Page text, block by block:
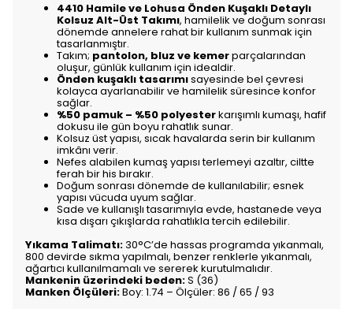
4410 Hamile ve Lohusa Önden Kuşaklı Detaylı
Kolsuz Alt-Üst Takımı, hamilelik ve doğum sonrası
dönemde annelere rahat bir kullanım sunmak için
tasarlanmıştır.
Takım; pantolon, bluz ve kemerparçalarından
oluşur, günlük kullanım için idealdir.
Önden kuşaklı tasarımısayesinde bel çevresi
kolayca ayarlanabilir ve hamilelik süresince konfor
sağlar.
%50 pamuk – %50 polyesterkarışımlı kumaşı, hafif
dokusu ile gün boyu rahatlık sunar.
Kolsuz üst yapısı, sıcak havalarda serin bir kullanım
imkânı verir.
Nefes alabilen kumaş yapısı terlemeyi azaltır, ciltte
ferah bir his bırakır.
Doğum sonrası dönemde de kullanılabilir; esnek
yapısı vücuda uyum sağlar.
Sade ve kullanışlı tasarımıyla evde, hastanede veya
kısa dışarı çıkışlarda rahatlıkla tercih edilebilir.
Yıkama Talimatı:30°C’de hassas programda yıkanmalı,
800 devirde sıkma yapılmalı, benzer renklerle yıkanmalı,
ağartıcı kullanılmamalı ve sererek kurutulmalıdır.
Mankenin üzerindeki beden:S (36)
Manken Ölçüleri:Boy: 1.74 – Ölçüler: 86 / 65 / 93